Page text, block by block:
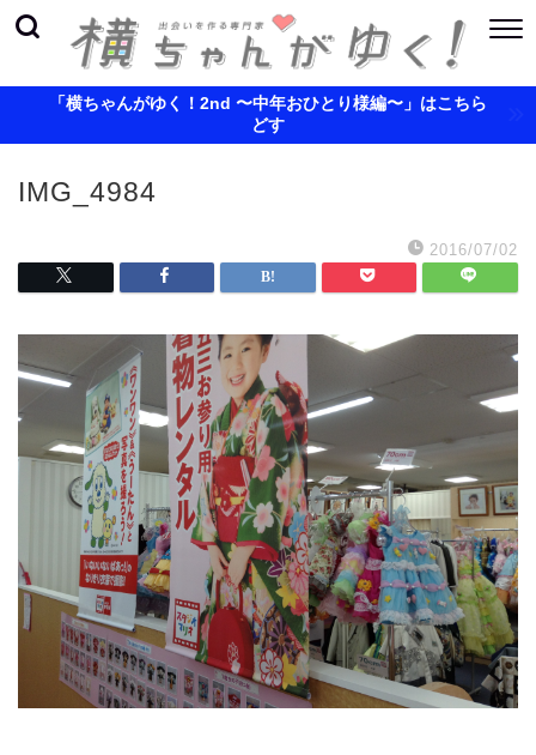
「横ちゃんがゆく！2nd 〜中年おひとり様編〜」はこちら
どす
IMG_4984
2016/07/02